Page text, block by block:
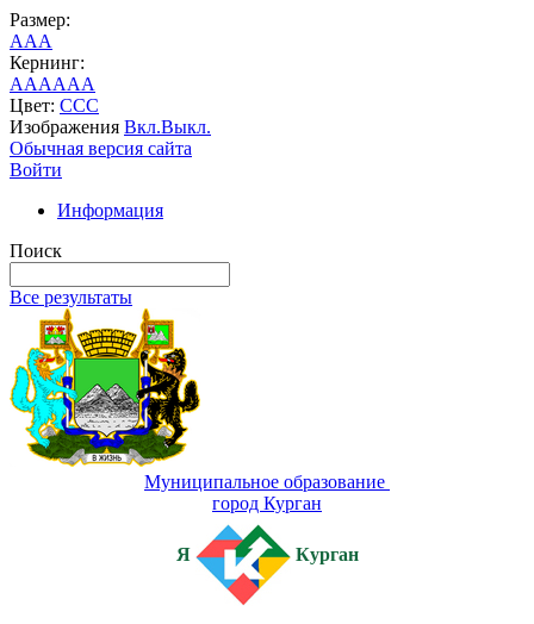
Размер:
AAA
Кернинг:
AAAAAA
Цвет: CCC
Изображения Вкл.Выкл.
Обычная версия сайта
Войти
Информация
Поиск
Все результаты
Муниципальное образование
город Курган
Я Курган